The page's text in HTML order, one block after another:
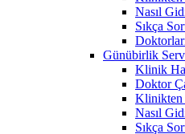
Nasıl
Sıkça
Günübirlik
Klinik
Doktor
Klinikten
Nasıl
Sıkça